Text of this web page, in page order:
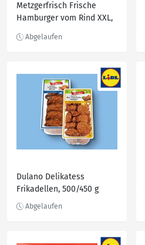
Metzgerfrisch Frische
Hamburger vom Rind XXL,
Dulano Delikatess
Frikadellen, 500/450 g